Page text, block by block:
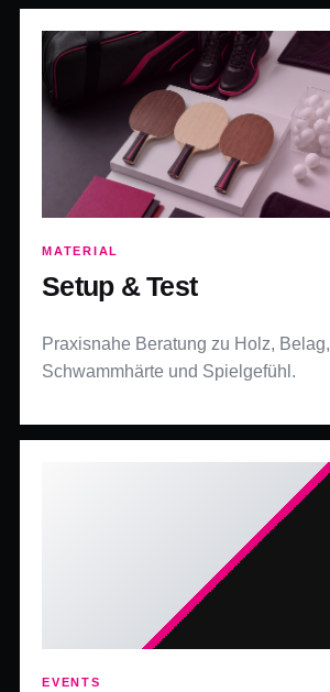
MATERIAL
Setup & Test
Praxisnahe Beratung zu Holz, Belag,
Schwammhärte und Spielgefühl.
EVENTS